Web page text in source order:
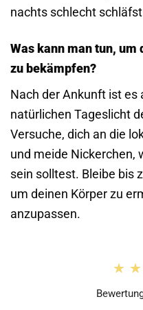
nachts schlecht
Was kann man tun,
zu bekämpfen?
Nach der Ankunft ist
natürlichen Tages­licht
Versuche, dich an die
und meide Nickerchen,
sein solltest. Bleibe bis
um deinen Körper zu
anzupassen.